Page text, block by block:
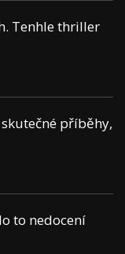
Tenhle thriller
příběhy,
to nedocení